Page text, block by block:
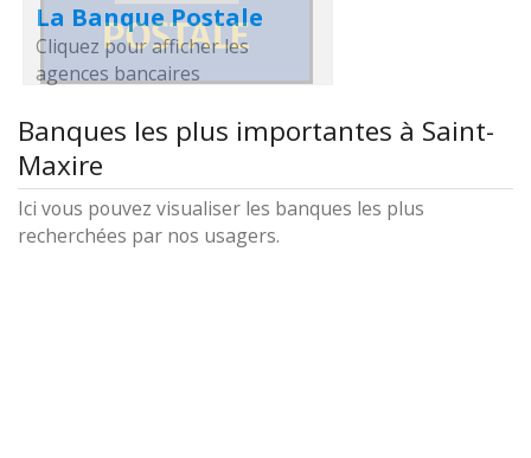
La Banque Postale
Cliquez pour afficher les
agences bancaires
Banques les plus importantes à Saint-
Maxire
Ici vous pouvez visualiser les banques les plus
recherchées par nos usagers.